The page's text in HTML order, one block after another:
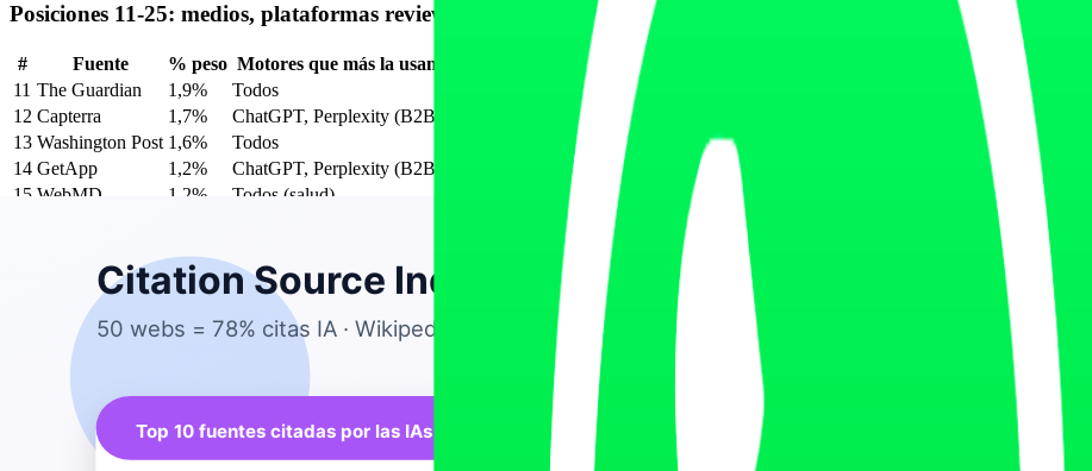
Posiciones 11-25: medios, plataformas reviews y comunidades
# Fuente % peso Motores que más la usan
Por qué importa para fitness
11 The Guardian 1,9% Todos
Cobertura wellness UK + global
12 Capterra 1,7% ChatGPT, Perplexity (B2B)
Reviews y categorías de software fitness B2B
13 Washington Post 1,6% Todos
Tendencias salud + tecnología
14 GetApp 1,2% ChatGPT, Perplexity (B2B)
Reviews y filtros para B2B
15 WebMD 1,2% Todos (salud)
Condiciones médicas + ejercicio
Anuncios de funding, M&A en wellness/SaaS
Implementaciones técnicas, integraciones
Crunchbase 1,0% Todos
Perfil empresas, founders, funding
Substack 1,0% ChatGPT, Perplexity
Newsletters de autores fitness y wellness
TrustRadius 0,9% ChatGPT, Perplexity (B2B)
Reviews software con perfiles verificados
TechCrunch
Coberturas funding, lanzamientos SaaS
Cobertura salud + ciencia
Reuters
Anuncios oficiales, reporting global
Medium 0,8% ChatGPT, Gemini
Pieces largas, thought leadership
Hacker News 0,7% Claude, Perplexity Comentarios técnicos y reviews software